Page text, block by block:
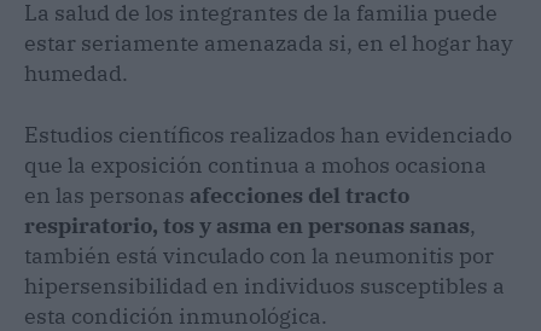
La salud de los integrantes de la familia puede
estar seriamente amenazada si, en el hogar hay
humedad.
Estudios científicos realizados han evidenciado
que la exposición continua a mohos ocasiona
en las personas afecciones del tracto
respiratorio, tos y asma en personas sanas,
también está vinculado con la neumonitis por
hipersensibilidad en individuos susceptibles a
esta condición inmunológica.